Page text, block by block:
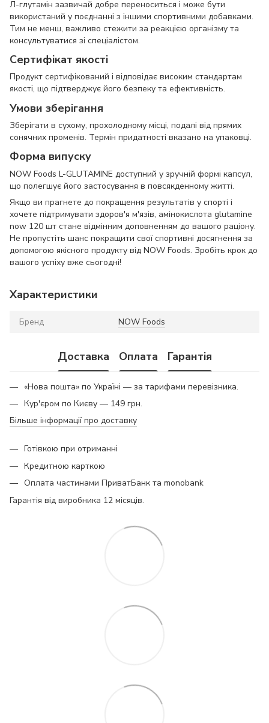
Л-глутамін зазвичай добре переноситься і може бути
використаний у поєднанні з іншими спортивними добавками.
Тим не менш, важливо стежити за реакцією організму та
консультуватися зі спеціалістом.
Сертифікат якості
Продукт сертифікований і відповідає високим стандартам
якості, що підтверджує його безпеку та ефективність.
Умови зберігання
Зберігати в сухому, прохолодному місці, подалі від прямих
сонячних променів. Термін придатності вказано на упаковці.
Форма випуску
NOW Foods L-GLUTAMINE доступний у зручній формі капсул,
що полегшує його застосування в повсякденному житті.
Якщо ви прагнете до покращення результатів у спорті і
хочете підтримувати здоров'я м'язів, амінокислота glutamine
now 120 шт стане відмінним доповненням до вашого раціону.
Не пропустіть шанс покращити свої спортивні досягнення за
допомогою якісного продукту від NOW Foods. Зробіть крок до
вашого успіху вже сьогодні!
Характеристики
Бренд NOW Foods
Доставка Оплата Гарантія
«Нова пошта» по Україні — за тарифами перевізника.
Кур'єром по Києву — 149 грн.
Більше інформації про доставку
Готівкою при отриманні
Кредитною карткою
Оплата частинами ПриватБанк та monobank
Гарантія від виробника 12 місяців.